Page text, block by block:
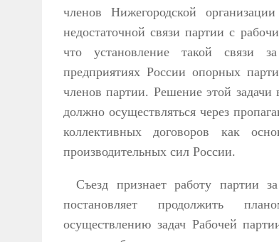
членов Нижегородской
недостаточной связи партии с
что установление такой связи
предприятиях России опорных
членов партии. Решение этой
должно осуществляться через
коллективных договоров как
производительных сил России.
Съезд признает работу партии
постановляет продолжить
осуществлению задач Рабочей